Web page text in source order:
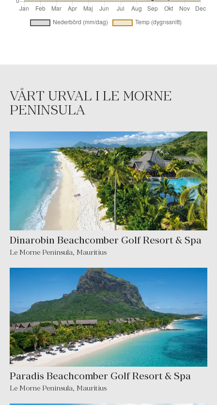
VÅRT URVAL I LE MORNE
PENINSULA
Dinarobin Beachcomber Golf Resort & Spa
Le Morne Peninsula, Mauritius
Paradis Beachcomber Golf Resort & Spa
Le Morne Peninsula, Mauritius